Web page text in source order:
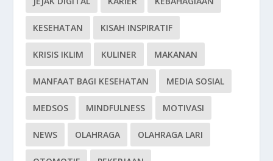
KESEHATAN KISAH INSPIRATIF
KRISIS IKLIM KULINER MAKANAN
MANFAAT BAGI KESEHATAN MEDIA SOSIAL
MEDSOS MINDFULNESS MOTIVASI
NEWS OLAHRAGA OLAHRAGA LARI